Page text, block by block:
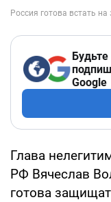
Google
Глава
РФ Вячеслав
готова